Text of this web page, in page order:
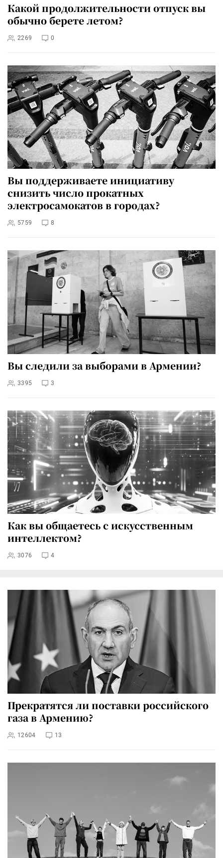
Какой продолжительности отпуск вы
обычно берете летом?
2269 0
Вы поддерживаете инициативу
снизить число прокатных
электросамокатов в городах?
5759 8
Вы следили за выборами в Армении?
3395 3
Как вы общаетесь с искусственным
интеллектом?
3076 4
Прекратятся ли поставки российского
газа в Армению?
12604 13